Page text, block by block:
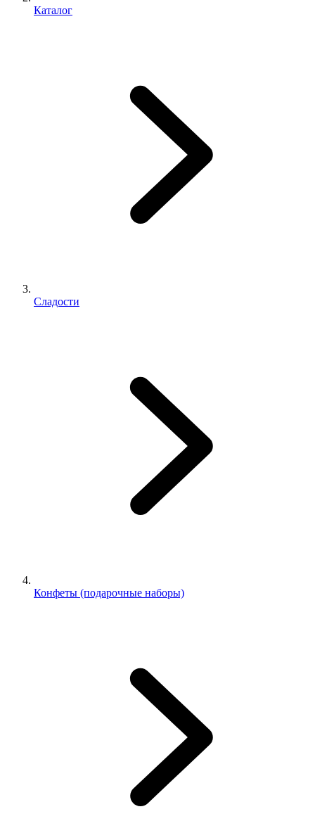
Каталог
Сладости
Конфеты (подарочные наборы)